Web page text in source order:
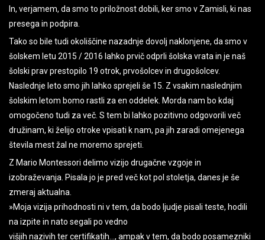
In, verjamem, da smo to priložnost dobili, ker smo v Zamisli, ki nas
presega in podpira.
Tako so bile tudi okoliščine nazadnje dovolj naklonjene, da smo v
šolskem letu 2015 / 2016 lahko prvič odprli šolska vrata in je naš
šolski prav prestopilo 19 otrok, prvošolcev in drugošolcev.
Naslednje leto smo jih lahko sprejeli še 15. Z vsakim naslednjim
šolskim letom bomo rastli za en oddelek. Morda nam bo kdaj
omogočeno tudi za več. S tem bi lahko pozitivno odgovorili več
družinam, ki želijo otroke vpisati k nam, pa jih zaradi omejenega
števila mest žal ne moremo sprejeti.
Z Mario Montessori delimo vizijo drugačne vzgoje in
izobraževanja. Pisala jo je pred več kot pol stoletja, danes je še
zmeraj aktualna.
»Moja vizija prihodnosti ni v tem, da bodo ljudje pisali teste, hodili
na izpite in nato segali po vedno
višjih nazivih ter certifikatih…, ampak v tem, da bodo posamezniki